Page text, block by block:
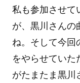
私も参加させて
が、黒川さんの
ね。そして今回
をやらせていた
がたまたま黒川